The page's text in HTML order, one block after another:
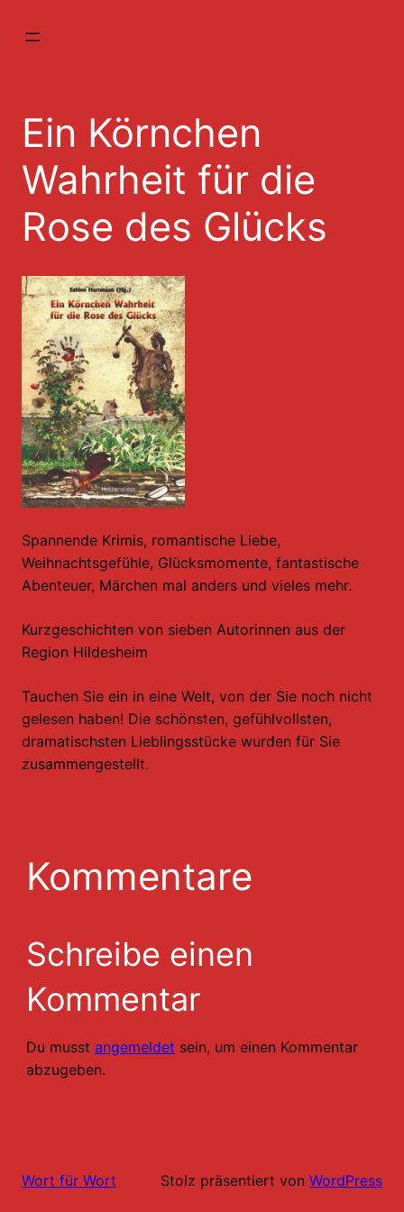
Inhalt
Ein Körnchen
Wahrheit für die
Rose des Glücks
Spannende Krimis, romantische Liebe,
Weihnachtsgefühle, Glücksmomente, fantastische
Abenteuer, Märchen mal anders und vieles mehr.
Kurzgeschichten von sieben Autorinnen aus der
Region Hildesheim
Tauchen Sie ein in eine Welt, von der Sie noch nicht
gelesen haben! Die schönsten, gefühlvollsten,
dramatischsten Lieblingsstücke wurden für Sie
zusammengestellt.
Kommentare
Schreibe einen
Kommentar
Du musst angemeldet sein, um einen Kommentar
abzugeben.
Wort für Wort Stolz präsentiert von WordPress